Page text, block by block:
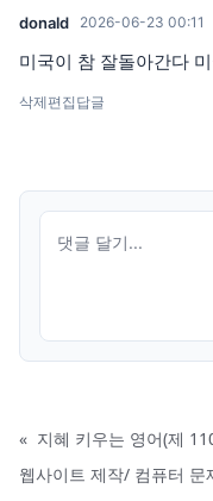
donald 2026-06-23 00:11
미국이 참 잘돌아간다
삭제편집 답글
« 지혜 키우는 영어(제